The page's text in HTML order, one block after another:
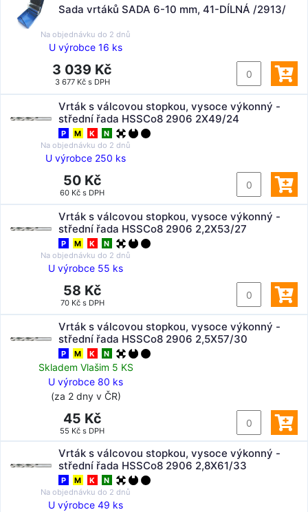
Sada vrtáků SADA 6-10 mm, 41-DÍLNÁ /2913/
Na objednávku do 2 dnů
U výrobce 16 ks
3 039 Kč
3 677 Kč s DPH
Vrták s válcovou stopkou, vysoce výkonný -
střední řada HSSCo8 2906 2X49/24
P M K
N
Na objednávku do 2 dnů
U výrobce 250 ks
50 Kč
60 Kč s DPH
Vrták s válcovou stopkou, vysoce výkonný -
střední řada HSSCo8 2906 2,2X53/27
P M K
N
Na objednávku do 2 dnů
U výrobce 55 ks
58 Kč
70 Kč s DPH
Vrták s válcovou stopkou, vysoce výkonný -
střední řada HSSCo8 2906 2,5X57/30
P M K N
Skladem Vlašim 5 KS
U výrobce 80 ks
(za 2 dny v ČR)
45 Kč
55 Kč s DPH
Vrták s válcovou stopkou, vysoce výkonný -
střední řada HSSCo8 2906 2,8X61/33
P M K
N
Na objednávku do 2 dnů
U výrobce 49 ks